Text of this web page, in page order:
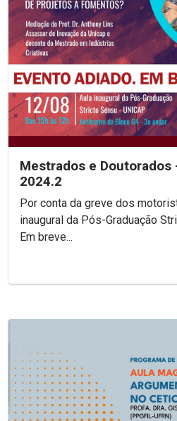
Mestrados e Doutorados
2024.2
Por conta da greve dos
inaugural da Pós-Graduação
Em breve...